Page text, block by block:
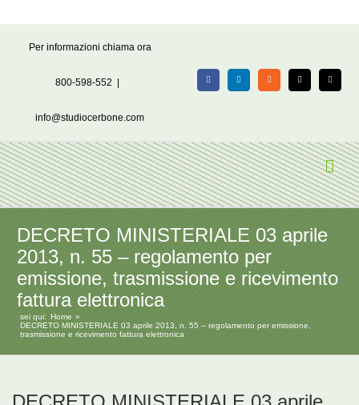
Per informazioni chiama ora
800-598-552
info@studiocerbone.com
FacebookLinkedIn Rss X Email
DECRETO MINISTERIALE 03 aprile
2013, n. 55 – regolamento per
emissione, trasmissione e ricevimento
fattura elettronica
sei qui: Home
DECRETO MINISTERIALE 03 aprile 2013, n. 55 – regolamento per emissione,
trasmissione e ricevimento fattura elettronica